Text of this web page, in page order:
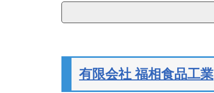
有限会社 福相食品工業